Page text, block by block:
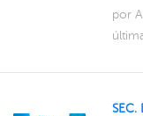
por
SEC.